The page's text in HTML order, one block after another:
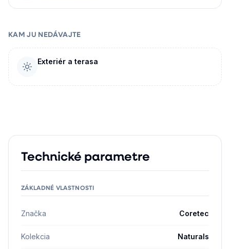
KAM JU NEDÁVAJTE
Exteriér a terasa
Technické parametre
ZÁKLADNÉ VLASTNOSTI
Značka Coretec
Kolekcia Naturals